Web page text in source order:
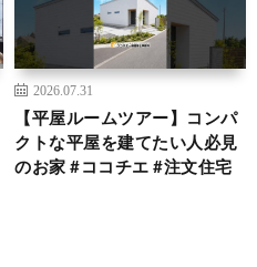
2026.07.31
【平屋ルームツアー】コンパ
クトな平屋を建てたい人必見
のお家 #ココチエ #注文住宅